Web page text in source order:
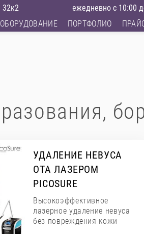
32к2
ежедневно с 10:00
ОБОРУДОВАНИЕ ПОРТФОЛИО
УДАЛЕНИЕ НЕВУСА
ОТА ЛАЗЕРОМ
PICOSURE
Высокоэффективное
лазерное удаление невуса
без повреждения кожи